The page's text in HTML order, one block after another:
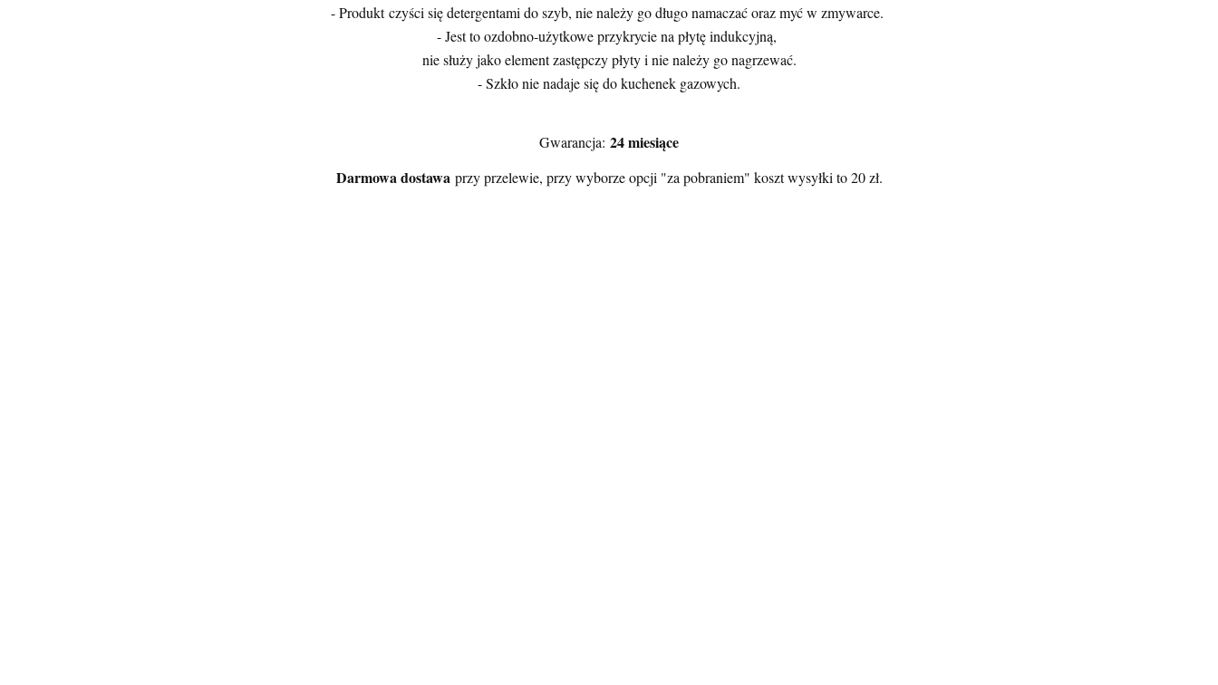
- Produkt czyści się detergentami do szyb, nie należy go długo namaczać oraz myć w zmywarce.
- Jest to ozdobno-użytkowe przykrycie na płytę indukcyjną,
nie służy jako element zastępczy płyty i nie należy go nagrzewać.
- Szkło nie nadaje się do kuchenek gazowych.
Gwarancja: 24 miesiące
Darmowa dostawaprzy przelewie, przy wyborze opcji "za pobraniem" koszt wysyłki to 20 zł.